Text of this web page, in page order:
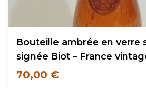
Bouteille ambrée en verre
signée Biot – France
70,00 €